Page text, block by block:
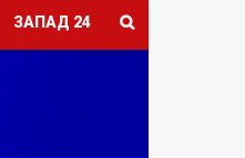
ЗАПАД 24